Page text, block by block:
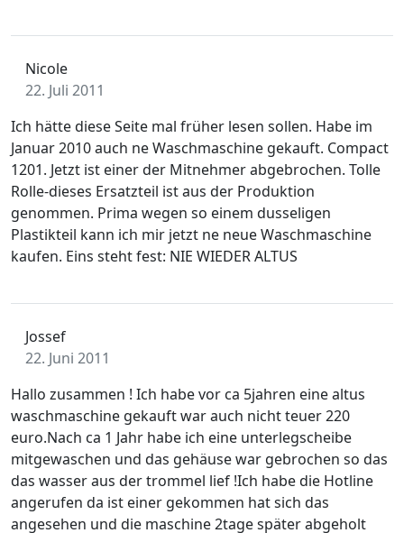
Nicole
22. Juli 2011
Ich hätte diese Seite mal früher lesen sollen. Habe im
Januar 2010 auch ne Waschmaschine gekauft. Compact
1201. Jetzt ist einer der Mitnehmer abgebrochen. Tolle
Rolle-dieses Ersatzteil ist aus der Produktion
genommen. Prima wegen so einem dusseligen
Plastikteil kann ich mir jetzt ne neue Waschmaschine
kaufen. Eins steht fest: NIE WIEDER ALTUS
Jossef
22. Juni 2011
Hallo zusammen ! Ich habe vor ca 5jahren eine altus
waschmaschine gekauft war auch nicht teuer 220
euro.Nach ca 1 Jahr habe ich eine unterlegscheibe
mitgewaschen und das gehäuse war gebrochen so das
das wasser aus der trommel lief !Ich habe die Hotline
angerufen da ist einer gekommen hat sich das
angesehen und die maschine 2tage später abgeholt